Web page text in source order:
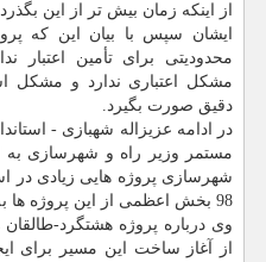
از اینكه زمان بیش تر از این
محدودیتی برای تأمین اعتبار
مشكل اعتباری ندارد و مشكل
دقیق صورت بگیرد.
در ادامه عزیزاله شهبازی -
مستمر وزیر راه و شهرسازی به
شهرسازی پروژه هایی زیادی در
98 بخش اعظمی از این پروژه ها به بهره برداری برسد.
وی درباره پروژه هشتگرد-
از آغاز ساخت این مسیر برای